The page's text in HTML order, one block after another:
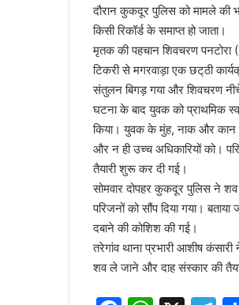
दौरान कुकदूर पुलिस को मामले की
किसी रिकॉर्ड के समाप्त हो जाता।
मृतक की पहचान शिवचरण पनटोरा
टिकरी से मगरवाड़ा एक छट्‌ठी
संतुलन बिगड़ गया और शिवचरण
घटना के बाद युवक को प्राथमिक
किया। युवक के मुंह, नाक और कान
और न ही उच्च अधिकारियों को।
तैयारी शुरू कर दी गई।
सोमवार दोपहर कुकदूर पुलिस ने
परिजनों को सौंप दिया गया।
दबाने की कोशिश की गई।
तरेगांव थाना प्रभारी आशीष
शव ले जाने और दाह संस्कार की